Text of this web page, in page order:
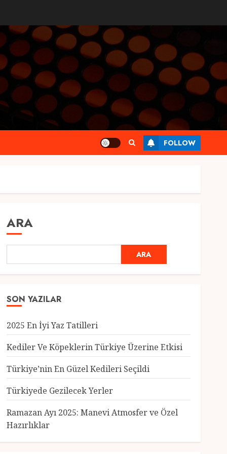
FOLLOW
ARA
ARA
SON YAZILAR
2025 En İyi Yaz Tatilleri
Kediler Ve Köpeklerin Türkiye Üzerine Etkisi
Türkiye’nin En Güzel Kedileri Seçildi
Türkiyede Gezilecek Yerler
Ramazan Ayı 2025: Manevi Atmosfer ve Özel
Hazırlıklar
3
Genel
Türkiye’nin En Güzel
Kedileri Seçildi